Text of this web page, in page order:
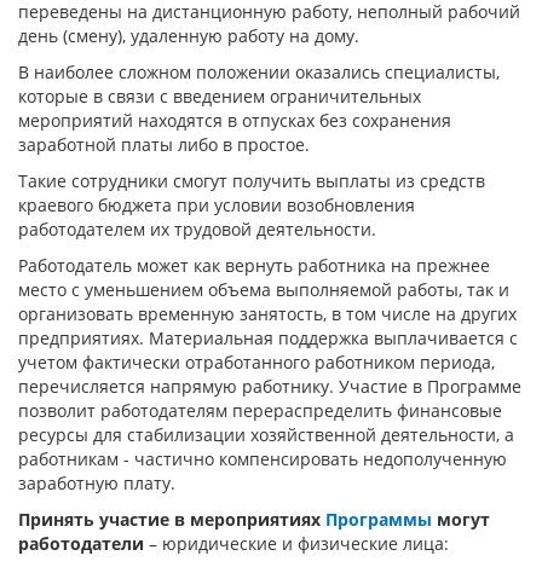
переведены на дистанционную работу, неполный рабочий
день (смену), удаленную работу на дому.
В наиболее сложном положении оказались специалисты,
которые в связи с введением ограничительных
мероприятий находятся в отпусках без сохранения
заработной платы либо в простое.
Такие сотрудники смогут получить выплаты из средств
краевого бюджета при условии возобновления
работодателем их трудовой деятельности.
Работодатель может как вернуть работника на прежнее
место с уменьшением объема выполняемой работы, так и
организовать временную занятость, в том числе на других
предприятиях. Материальная поддержка выплачивается с
учетом фактически отработанного работником периода,
перечисляется напрямую работнику. Участие в Программе
позволит работодателям перераспределить финансовые
ресурсы для стабилизации хозяйственной деятельности, а
работникам - частично компенсировать недополученную
заработную плату.
Принять участие в мероприятиях Программы могут
работодатели – юридические и физические лица: